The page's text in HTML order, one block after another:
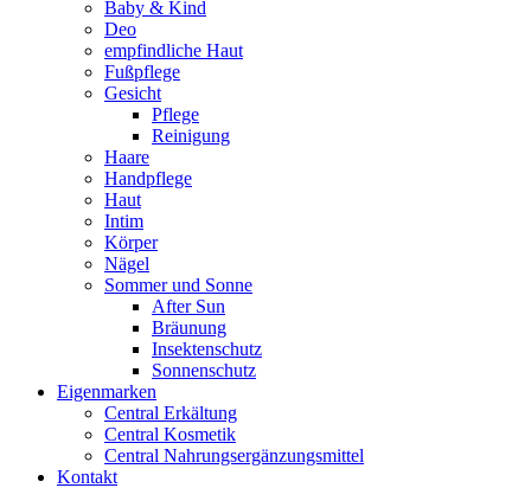
Baby & Kind
Deo
empfindliche Haut
Fußpflege
Gesicht
Pflege
Reinigung
Haare
Handpflege
Haut
Intim
Körper
Nägel
Sommer und Sonne
After Sun
Bräunung
Insektenschutz
Sonnenschutz
Eigenmarken
Central Erkältung
Central Kosmetik
Central Nahrungsergänzungsmittel
Kontakt